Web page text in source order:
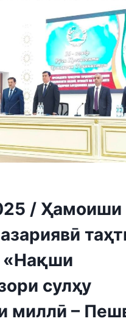
/ Ҳамоиши
«Нақши
сулҳу
миллӣ –